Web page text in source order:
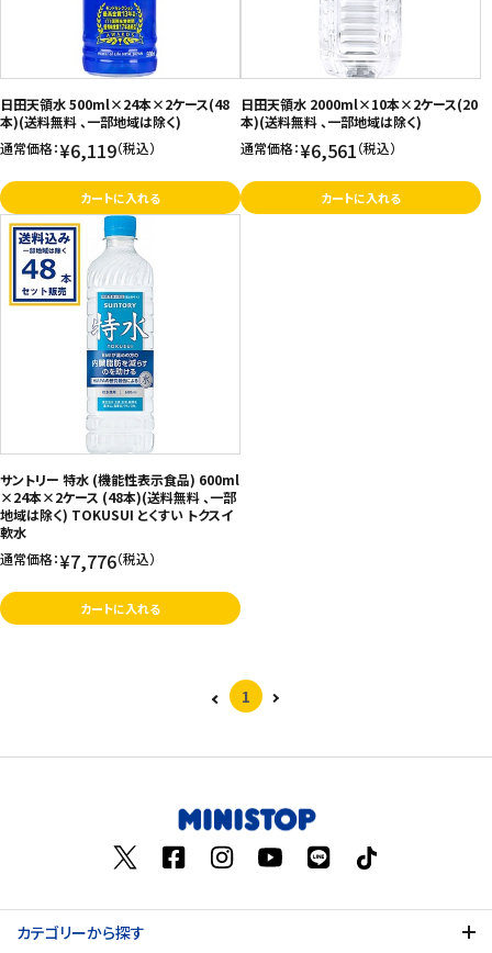
日田天領水 500ml×24本×2ケース(48
本)(送料無料 、一部地域は除く)
通常価格：¥6,119（税込）
カートに入れる
日田天領水 2000ml×10本×2ケース(20
本)(送料無料 、一部地域は除く)
通常価格：¥6,561（税込）
カートに入れる
サントリー 特水 (機能性表示食品) 600ml
×24本×2ケース (48本)(送料無料 、一部
地域は除く) TOKUSUI とくすい トクスイ
軟水
通常価格：¥7,776（税込）
カートに入れる
1
カテゴリーから探す